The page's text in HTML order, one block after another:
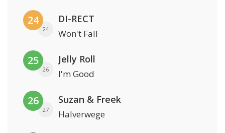
24
24
DI-RECT
Won't Fall
25
26
Jelly Roll
I'm Good
26
27
Suzan & Freek
Halverwege